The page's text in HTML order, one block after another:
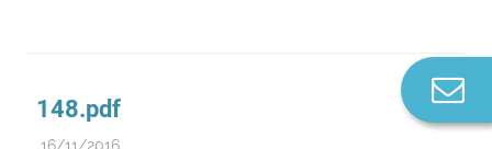
148.pdf
16/11/2016